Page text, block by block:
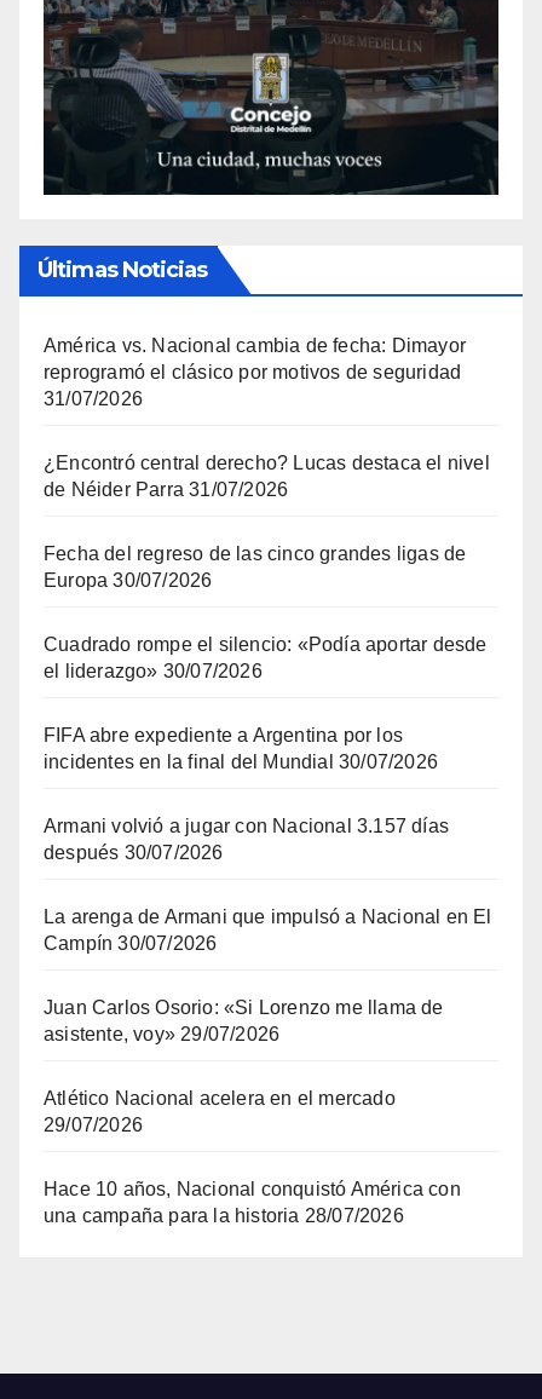
Últimas Noticias
América vs. Nacional cambia de fecha: Dimayor
reprogramó el clásico por motivos de seguridad
31/07/2026
¿Encontró central derecho? Lucas destaca el nivel
de Néider Parra 31/07/2026
Fecha del regreso de las cinco grandes ligas de
Europa 30/07/2026
Cuadrado rompe el silencio: «Podía aportar desde
el liderazgo» 30/07/2026
FIFA abre expediente a Argentina por los
incidentes en la final del Mundial 30/07/2026
Armani volvió a jugar con Nacional 3.157 días
después 30/07/2026
La arenga de Armani que impulsó a Nacional en El
Campín 30/07/2026
Juan Carlos Osorio: «Si Lorenzo me llama de
asistente, voy» 29/07/2026
Atlético Nacional acelera en el mercado
29/07/2026
Hace 10 años, Nacional conquistó América con
una campaña para la historia 28/07/2026